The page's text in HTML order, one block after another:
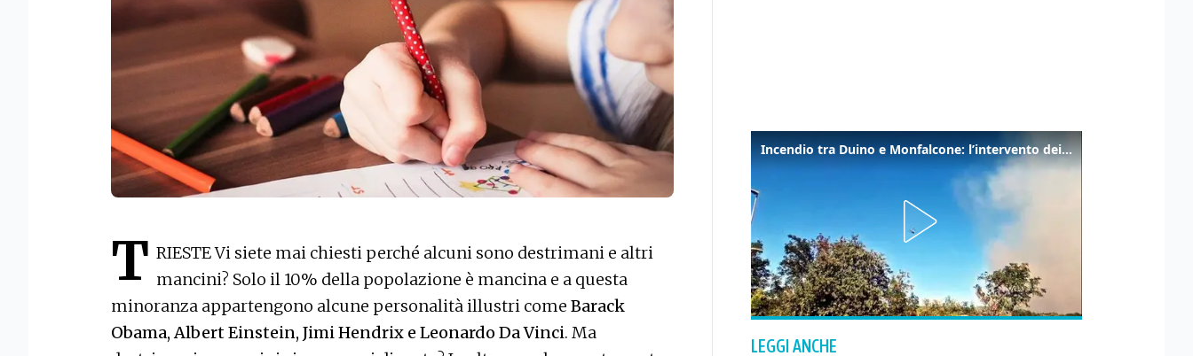
T RIESTE Vi siete mai chiesti perché alcuni sono destrimani e altri
mancini? Solo il 10% della popolazione è mancina e a questa
minoranza appartengono alcune personalità illustri come Barack
Obama, Albert Einstein, Jimi Hendrix e Leonardo Da Vinci. Ma
Incendio tra Duino e Monfalcone: l’intervento dei vigili del fuoco
LEGGI ANCHE